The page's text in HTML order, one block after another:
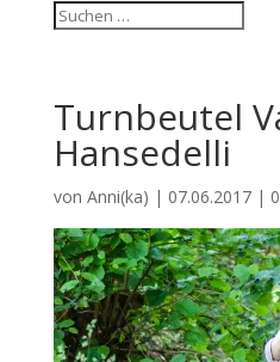
Turnbeutel
Hansedelli
von Anni(ka) | 07.06.2017|